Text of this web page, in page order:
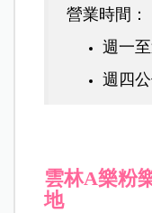
營業時間：
週一
週四
雲林A樂粉
地